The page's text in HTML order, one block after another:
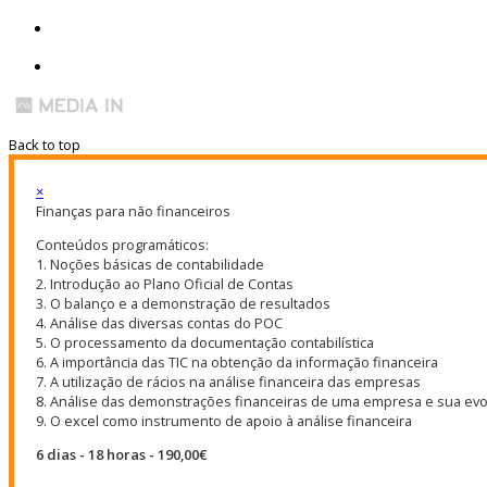
Back to top
×
Finanças para não financeiros
Conteúdos programáticos:
1. Noções básicas de contabilidade
2. Introdução ao Plano Oficial de Contas
3. O balanço e a demonstração de resultados
4. Análise das diversas contas do POC
5. O processamento da documentação contabilística
6. A importância das TIC na obtenção da informação financeira
7. A utilização de rácios na análise financeira das empresas
8. Análise das demonstrações financeiras de uma empresa e sua
9. O excel como instrumento de apoio à análise financeira
6 dias - 18 horas - 190,00€